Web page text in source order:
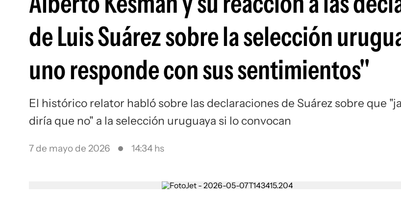
de Luis Suárez sobre la selección
uno responde con sus sentimientos"
El histórico relator habló sobre las declaraciones de Suárez sobre que
diría que no" a la selección uruguaya si lo convocan
7 de mayo de 2026 14:34 hs